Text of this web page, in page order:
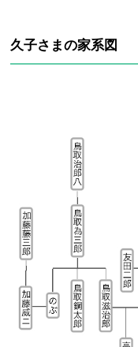
久子さまの家系図